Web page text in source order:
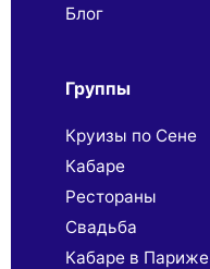
Блог
Группы
Круизы по Сене
Кабаре
Рестораны
Свадьба
Кабаре в Париже